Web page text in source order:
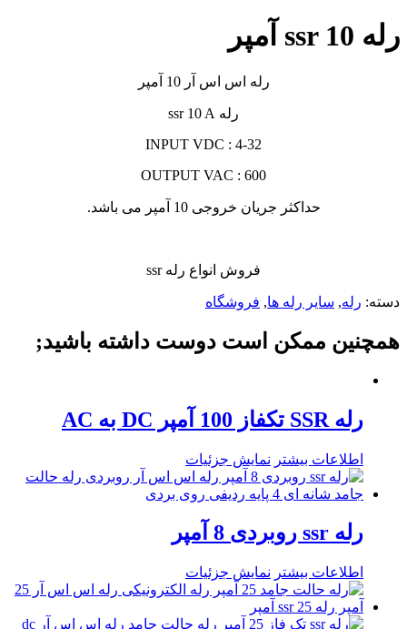
رله ssr 10 آمپر
رله اس اس آر 10 آمپر
رله ssr 10 A
INPUT VDC : 4-32
OUTPUT VAC : 600
حداکثر جریان خروجی 10 آمپر می باشد.
فروش انواع رله ssr
دسته: رله, سایر رله ها, فروشگاه
همچنین ممکن است دوست داشته باشید;
رله SSR تکفاز 100 آمپر DC به AC
اطلاعات بیشتر نمایش جزئیات
رله ssr روبردی 8 آمپر
اطلاعات بیشتر نمایش جزئیات